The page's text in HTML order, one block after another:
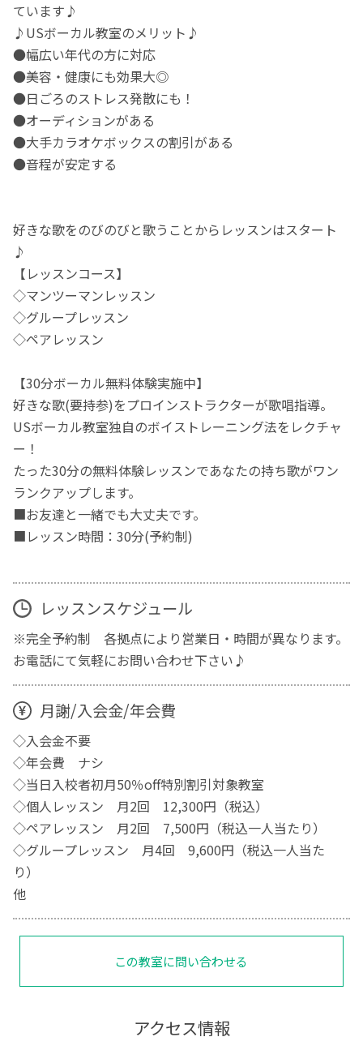
ています♪
♪USボーカル教室のメリット♪
●幅広い年代の方に対応
●美容・健康にも効果大◎
●日ごろのストレス発散にも！
●オーディションがある
●大手カラオケボックスの割引がある
●音程が安定する
好きな歌をのびのびと歌うことからレッスンはスタート
♪
【レッスンコース】
◇マンツーマンレッスン
◇グループレッスン
◇ペアレッスン
【30分ボーカル無料体験実施中】
好きな歌(要持参)をプロインストラクターが歌唱指導。
USボーカル教室独自のボイストレーニング法をレクチャ
ー！
たった30分の無料体験レッスンであなたの持ち歌がワン
ランクアップします。
■お友達と一緒でも大丈夫です。
■レッスン時間：30分(予約制)
レッスンスケジュール
※完全予約制 各拠点により営業日・時間が異なります。
お電話にて気軽にお問い合わせ下さい♪
月謝/入会金/年会費
◇入会金不要
◇年会費 ナシ
◇当日入校者初月50％off特別割引対象教室
◇個人レッスン 月2回 12,300円（税込）
◇ペアレッスン 月2回 7,500円（税込一人当たり）
◇グループレッスン 月4回 9,600円（税込一人当た
り）
他
この教室に問い合わせる
アクセス情報